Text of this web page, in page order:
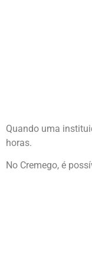
Quando uma
horas.
No Cremego, é